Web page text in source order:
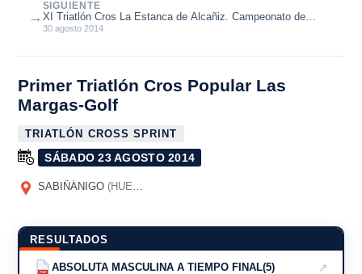
SIGUIENTE
XI Triatlón Cros La Estanca de Alcañiz. Campeonato de
Aragón de Triatlón Cros 20...
30 agosto 2014
→
Primer Triatlón Cros Popular Las
Margas-Golf
TRIATLÓN CROSS SPRINT
SÁBADO 23 AGOSTO 2014
SABIÑÁNIGO (HUESCA)
RESULTADOS
PDF ABSOLUTA MASCULINA A TIEMPO FINAL(5) ↗